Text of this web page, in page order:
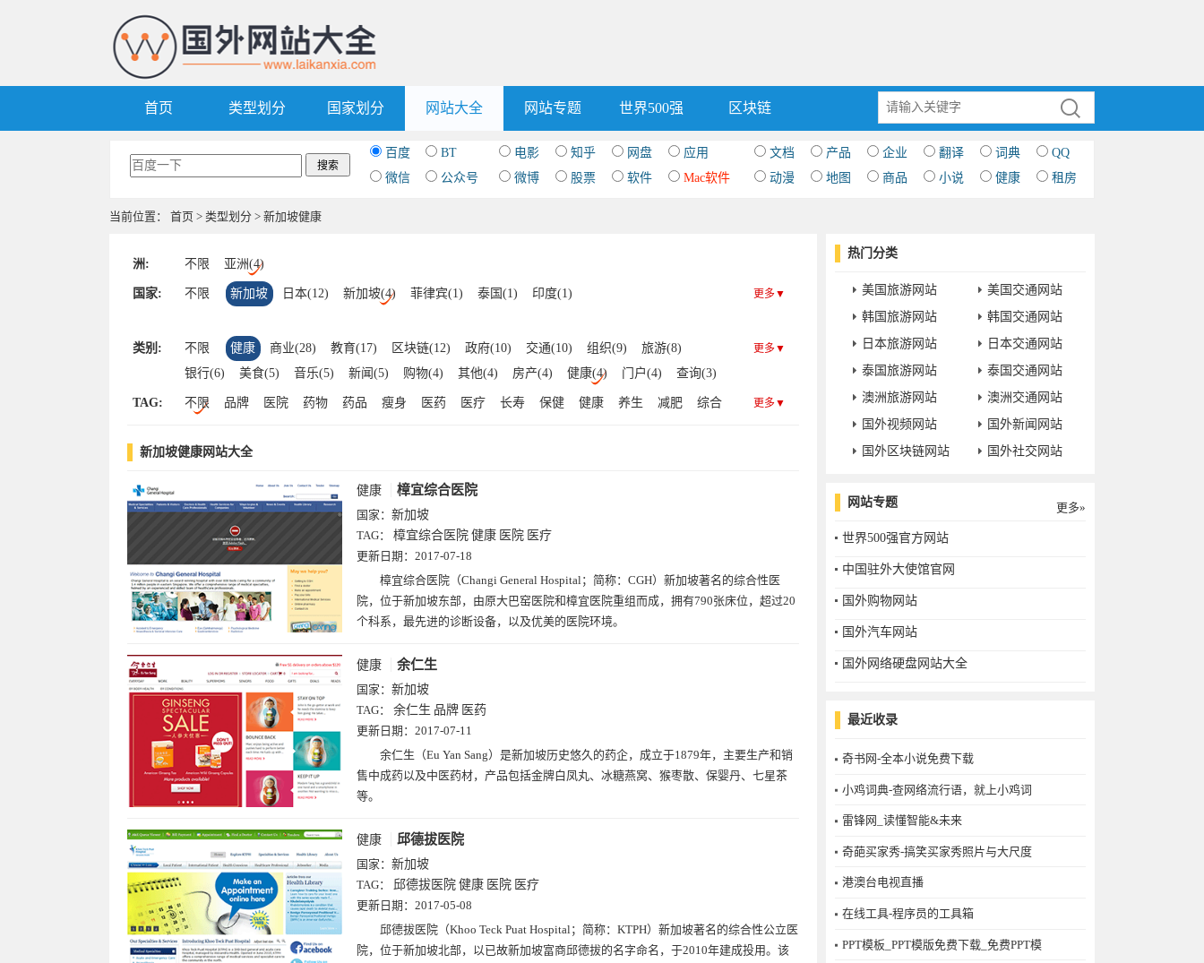
首页 类型划分 国家划分 网站大全 网站专题 世界500强 区块链
百度 BT 电影 知乎 网盘 应用 文档 产品 企业 翻译 词典
QQ
微信
公众号 微博 股票 软件 Mac软件 动漫 地图 商品 小说 健康 租房
当前位置： 首页 > 类型划分 > 新加坡健康
洲: 不限 亚洲(4)
国家: 不限 新加坡 日本(12) 新加坡(4) 菲律宾(1) 泰国(1) 印度(1) 更多▼
类别: 不限 健康 商业(28) 教育(17) 区块链(12) 政府(10) 交通(10) 组织(9)
旅游(8)
银行(6)
美食(5) 音乐(5) 新闻(5) 购物(4) 其他(4) 房产(4) 健康(4) 门户(4)
查询(3)
汽车(2)
黄页(2) 视频(2) 中文(2) 游戏(2) 招聘(1) 杂志(1) 动漫(1) 明星(1)
社交(1)
更多▼
TAG: 不限 品牌 医院 药物 药品 瘦身 医药 医疗 长寿 保健 健康 养生 减肥
综合
更多▼
新加坡健康网站大全
健康 樟宜综合医院
国家： 新加坡
TAG： 樟宜综合医院 健康 医院 医疗
更新日期： 2017-07-18
樟宜综合医院（Changi General Hospital；简称：CGH）新加坡著名的综合性医
院，位于新加坡东部，由原大巴窑医院和樟宜医院重组而成，拥有790张床位，超过20
个科系，最先进的诊断设备，以及优美的医院环境。
健康 余仁生
国家： 新加坡
TAG： 余仁生 品牌 医药
更新日期： 2017-07-11
余仁生（Eu Yan Sang）是新加坡历史悠久的药企，成立于1879年，主要生产和销
售中成药以及中医药材，产品包括金牌白凤丸、冰糖燕窝、猴枣散、保婴丹、七星茶
等。
健康 邱德拔医院
国家： 新加坡
TAG：
邱德拔医院 健康 医院 医疗
更新日期： 2017-05-08
邱德拔医院（Khoo Teck Puat Hospital；简称：KTPH）新加坡著名的综合性公立医
院，位于新加坡北部，以已故新加坡富商邱德拔的名字命名，于2010年建成投用。该
热门分类
美国旅游网站
美国交通网站
韩国旅游网站
韩国交通网站
日本旅游网站
日本交通网站
泰国旅游网站
泰国交通网站
澳洲旅游网站
澳洲交通网站
国外视频网站
国外新闻网站
国外区块链网站
国外社交网站
网站专题 更多»
世界500强官方网站
中国驻外大使馆官网
国外购物网站
国外汽车网站
国外网络硬盘网站大全
最近收录
奇书网-全本小说免费下载
小鸡词典-查网络流行语，就上小鸡词
雷锋网_读懂智能&未来
奇葩买家秀-搞笑买家秀照片与大尺度
港澳台电视直播
在线工具-程序员的工具箱
PPT模板_PPT模版免费下载_免费PPT模